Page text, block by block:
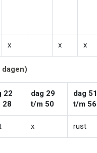
x x x
22
28
dag 29
t/m 50
dag 51
t/m 56
x rust